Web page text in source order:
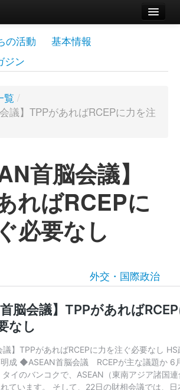
ジ
の活動
基本情報
ジン
覧 /
議】TPPがあればRCEPに力を注
首脳会議】
ればRCEPに
必要なし
外交・国際政治